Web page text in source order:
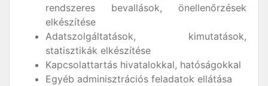
rendszeres bevallások, önellenőrzések
elkészítése
Adatszolgáltatások, kimutatások,
statisztikák elkészítése
Kapcsolattartás hivatalokkal, hatóságokkal
Egyéb adminisztrációs feladatok ellátása